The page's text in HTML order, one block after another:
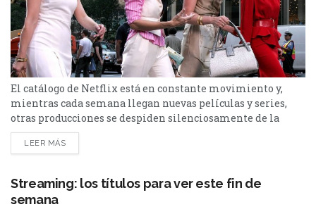
El catálogo de Netflix está en constante movimiento y,
mientras cada semana llegan nuevas películas y series,
otras producciones se despiden silenciosamente de la
plataforma. Esta vez, tres títulos muy diferentes entre sí
abandonarán el servicio en los próximos días: El bosque,
pendientes o pensabas volver a verlas,...
LEER MÁS
Streaming: los títulos para ver este fin de
semana